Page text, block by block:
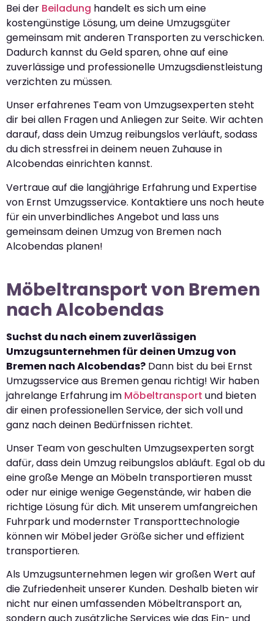
Bei der Beiladung handelt es sich um eine
kostengünstige Lösung, um deine Umzugsgüter
gemeinsam mit anderen Transporten zu verschicken.
Dadurch kannst du Geld sparen, ohne auf eine
zuverlässige und professionelle Umzugsdienstleistung
verzichten zu müssen.
Unser erfahrenes Team von Umzugsexperten steht
dir bei allen Fragen und Anliegen zur Seite. Wir achten
darauf, dass dein Umzug reibungslos verläuft, sodass
du dich stressfrei in deinem neuen Zuhause in
Alcobendas einrichten kannst.
Vertraue auf die langjährige Erfahrung und Expertise
von Ernst Umzugsservice. Kontaktiere uns noch heute
für ein unverbindliches Angebot und lass uns
gemeinsam deinen Umzug von Bremen nach
Alcobendas planen!
Möbeltransport von Bremen
nach Alcobendas
Suchst du nach einem zuverlässigen
Umzugsunternehmen für deinen Umzug von
Bremen nach Alcobendas? Dann bist du bei Ernst
Umzugsservice aus Bremen genau richtig! Wir haben
jahrelange Erfahrung im Möbeltransport und bieten
dir einen professionellen Service, der sich voll und
ganz nach deinen Bedürfnissen richtet.
Unser Team von geschulten Umzugsexperten sorgt
dafür, dass dein Umzug reibungslos abläuft. Egal ob du
eine große Menge an Möbeln transportieren musst
oder nur einige wenige Gegenstände, wir haben die
richtige Lösung für dich. Mit unserem umfangreichen
Fuhrpark und modernster Transporttechnologie
können wir Möbel jeder Größe sicher und effizient
transportieren.
Als Umzugsunternehmen legen wir großen Wert auf
die Zufriedenheit unserer Kunden. Deshalb bieten wir
nicht nur einen umfassenden Möbeltransport an,